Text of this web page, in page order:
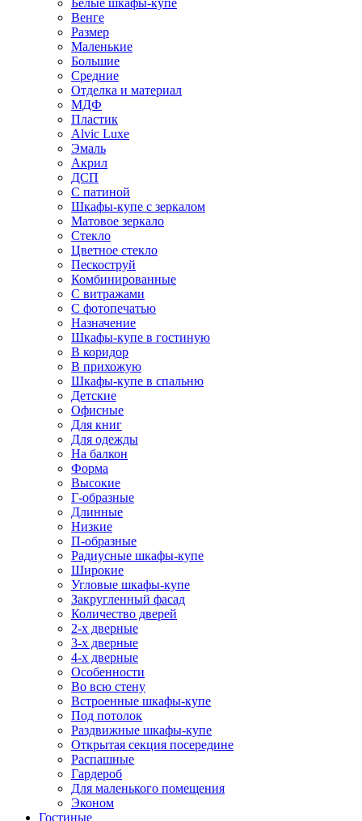
Белые шкафы-купе
Венге
Размер
Маленькие
Большие
Средние
Отделка и материал
МДФ
Пластик
Alvic Luxe
Эмаль
Акрил
ДСП
С патиной
Шкафы-купе с зеркалом
Матовое зеркало
Стекло
Цветное стекло
Пескоструй
Комбинированные
С витражами
С фотопечатью
Назначение
Шкафы-купе в гостиную
В коридор
В прихожую
Шкафы-купе в спальню
Детские
Офисные
Для книг
Для одежды
На балкон
Форма
Высокие
Г-образные
Длинные
Низкие
П-образные
Радиусные шкафы-купе
Широкие
Угловые шкафы-купе
Закругленный фасад
Количество дверей
2-х дверные
3-х дверные
4-х дверные
Особенности
Во всю стену
Встроенные шкафы-купе
Под потолок
Раздвижные шкафы-купе
Открытая секция посередине
Распашные
Гардероб
Для маленького помещения
Эконом
Гостиные